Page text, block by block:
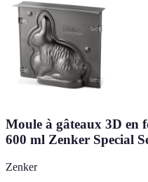
Moule à gâteaux 3D en
600 ml Zenker Special
Zenker